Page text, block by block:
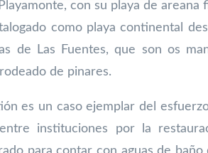
con su playa de areana
como playa continental
de Las Fuentes, que son os
de pinares.
es un caso ejemplar del
instituciones por la